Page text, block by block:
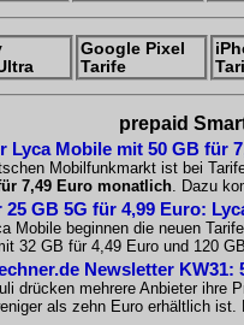
Google Pixel
Tarife
prepaid
Lyca Mobile mit 50 GB für
Mobilfunkmarkt ist bei
7,49 Euro monatlich. Dazu
25 GB 5G für 4,99 Euro:
Mobile beginnen die neuen
32 GB für 4,49 Euro und 120
Newsletter KW31:
drücken mehrere Anbieter ihre
als zehn Euro erhältlich